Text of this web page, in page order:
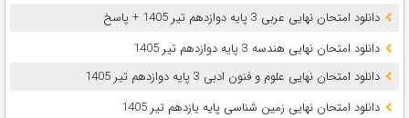
دانلود امتحان نهایی عربی 3 پایه دوازدهم تیر 1405 + پاسخ
دانلود امتحان نهایی هندسه 3 پایه دوازدهم تیر 1405
دانلود امتحان نهایی علوم و فنون ادبی 3 پایه دوازدهم تیر 1405
دانلود امتحان نهایی زمین شناسی پایه یازدهم تیر 1405